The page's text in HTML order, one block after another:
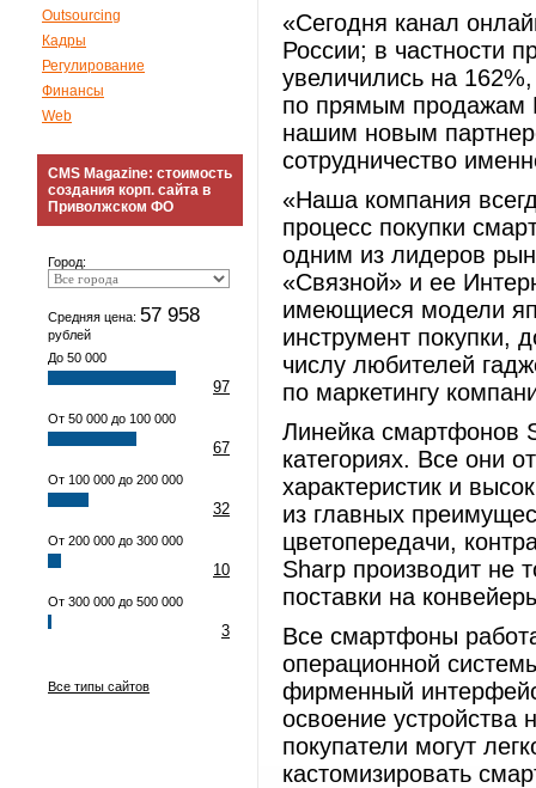
Outsourcing
Кадры
Регулирование
Финансы
Web
CMS Magazine: стоимость
создания корп. сайта в
Приволжском ФО
Город:
Средняя цена: 57 958
рублей
До 50 000
97
От 50 000 до 100 000
67
От 100 000 до 200 000
32
От 200 000 до 300 000
10
От 300 000 до 500 000
3
Все типы сайтов
«Сегодня канал
России; в частности
увеличились на
по прямым продажам
нашим новым
сотрудничество
«Наша компания
процесс покупки
одним из лидеров
«Связной» и ее
имеющиеся модели
инструмент покупки,
числу любителей
по маркетингу
Линейка смартфонов
категориях. Все они
характеристик и
из главных
цветопередачи,
Sharp производит не
поставки на
Все смартфоны
операционной
фирменный
освоение
покупатели могут
кастомизировать